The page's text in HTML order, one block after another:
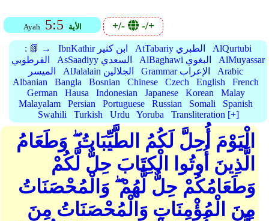
Ayah 5:5 الأية +/- -/+
: 📗 → IbnKathir ابن كثير AtTabariy الطبري
AlQurtubi
القرطوبي
AsSaadiyy السعدي AlBaghawi البغوي
AlMuyassar
الميسر
AlJalalain الجلالين Grammar الإعراب
Arabic
Albanian
Bangla Bosnian Chinese Czech English
French
German
Hausa Indonesian Japanese Korean
Malay
Malayalam
Persian Portuguese Russian Somali
Spanish
Swahili
Turkish Urdu Yoruba Transliteration [+]
الْيَوْمَ أُحِلَّ لَكُمُ الطَّيِّبَاتُ ۖ وَطَعَامُ
الَّذِينَ أُوتُوا الْكِتَابَ حِلٌّ لَّكُمْ
وَطَعَامُكُمْ حِلٌّ لَّهُمْ ۖ وَالْمُحْصَنَاتُ
مِنَ الْمُؤْمِنَاتِ وَالْمُحْصَنَاتُ مِنَ